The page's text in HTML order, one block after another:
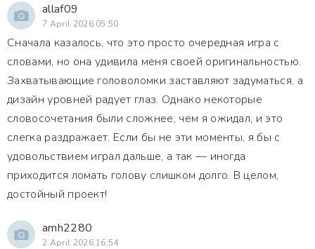
allaf09
7 April 2026 05:50
Сначала казалось, что это просто очередная игра с
словами, но она удивила меня своей оригинальностью.
Захватывающие головоломки заставляют задуматься, а
дизайн уровней радует глаз. Однако некоторые
словосочетания были сложнее, чем я ожидал, и это
слегка раздражает. Если бы не эти моменты, я бы с
удовольствием играл дальше, а так — иногда
приходится ломать голову слишком долго. В целом,
достойный проект!
amh2280
2 April 2026 16:54